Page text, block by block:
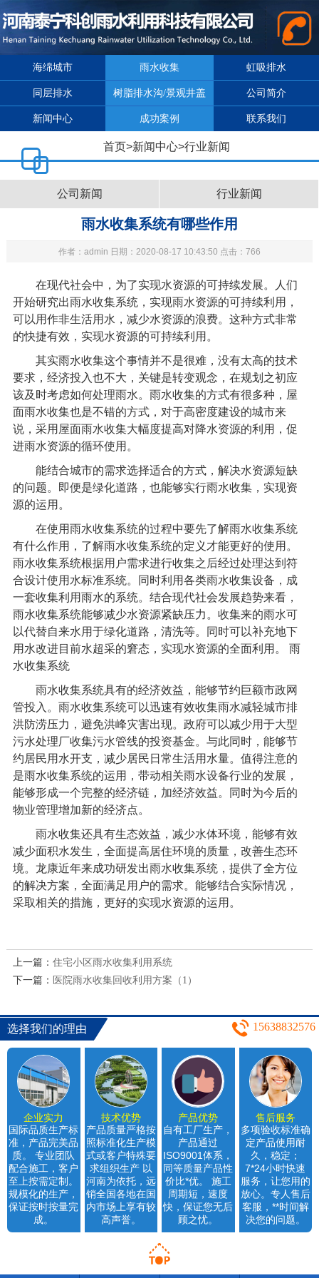
海绵城市 雨水收集 虹吸排水
同层排水 树脂排水沟/景观井盖 公司简介
新闻中心 成功案例 联系我们
首页>新闻中心>行业新闻
公司新闻 行业新闻
雨水收集系统有哪些作用
作者：admin 日期：2020-08-17 10:43:50 点击：766
在现代社会中，为了实现水资源的可持续发展。人们
开始研究出雨水收集系统，实现雨水资源的可持续利用，
可以用作非生活用水，减少水资源的浪费。这种方式非常
的快捷有效，实现水资源的可持续利用。
其实雨水收集这个事情并不是很难，没有太高的技术
要求，经济投入也不大，关键是转变观念，在规划之初应
该及时考虑如何处理雨水。雨水收集的方式有很多种，屋
面雨水收集也是不错的方式，对于高密度建设的城市来
说，采用屋面雨水收集大幅度提高对降水资源的利用，促
进雨水资源的循环使用。
能结合城市的需求选择适合的方式，解决水资源短缺
的问题。即便是绿化道路，也能够实行雨水收集，实现资
源的运用。
在使用雨水收集系统的过程中要先了解雨水收集系统
有什么作用，了解雨水收集系统的定义才能更好的使用。
雨水收集系统根据用户需求进行收集之后经过处理达到符
合设计使用水标准系统。同时利用各类雨水收集设备，成
一套收集利用雨水的系统。结合现代社会发展趋势来看，
雨水收集系统能够减少水资源紧缺压力。收集来的雨水可
以代替自来水用于绿化道路，清洗等。同时可以补充地下
用水改进目前水超采的窘态，实现水资源的全面利用。 雨
水收集系统
雨水收集系统具有的经济效益，能够节约巨额市政网
管投入。雨水收集系统可以迅速有效收集雨水减轻城市排
洪防涝压力，避免洪峰灾害出现。政府可以减少用于大型
污水处理厂收集污水管线的投资基金。与此同时，能够节
约居民用水开支，减少居民日常生活用水量。值得注意的
是雨水收集系统的运用，带动相关雨水设备行业的发展，
能够形成一个完整的经济链，加经济效益。同时为今后的
物业管理增加新的经济点。
雨水收集还具有生态效益，减少水体环境，能够有效
减少面积水发生，全面提高居住环境的质量，改善生态环
境。龙康近年来成功研发出雨水收集系统，提供了全方位
的解决方案，全面满足用户的需求。能够结合实际情况，
采取相关的措施，更好的实现水资源的运用。
上一篇： 住宅小区雨水收集利用系统
下一篇： 医院雨水收集回收利用方案（1）
选择我们的理由 15638832576
企业实力
国际品质生产标
准，产品完美品
质。 专业团队
配合施工，客户
至上按需定制。
规模化的生产，
保证按时按量完
成。
技术优势
产品质量严格按
照标准化生产模
式或客户特殊要
求组织生产 以
河南为依托，远
销全国各地在国
内市场上享有较
高声誉。
产品优势
自有工厂生产，
产品通过
ISO9001体系，
同等质量产品性
价比*优。 施工
周期短，速度
快，保证您无后
顾之忧。
售后服务
多项验收标准确
定产品使用耐
久，稳定；
7*24小时快速
服务，让您用的
放心。专人售后
客服，**时间解
决您的问题。